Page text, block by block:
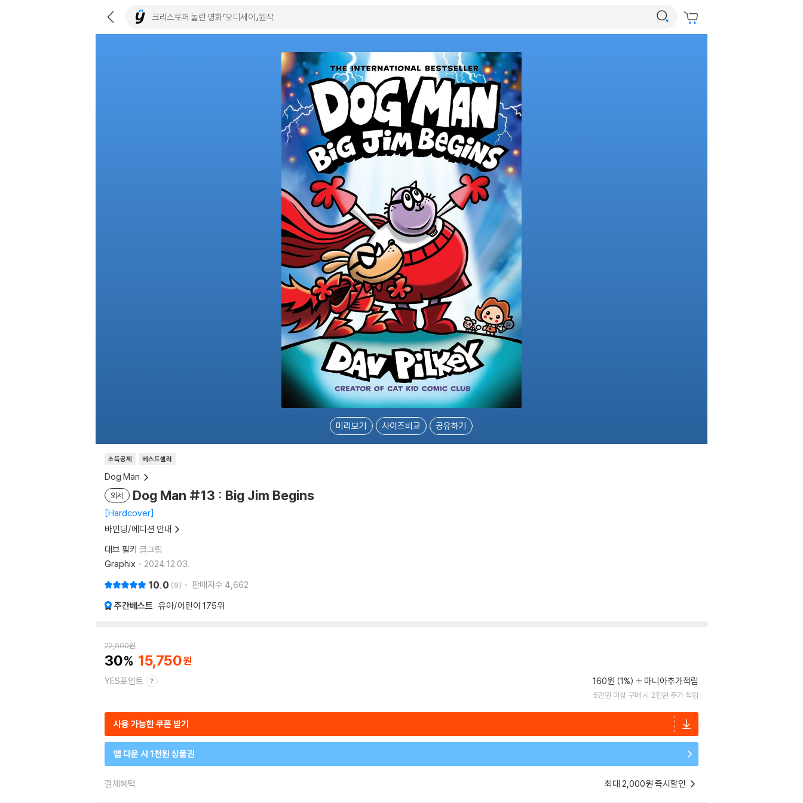
미리보기 사이즈비교 공유하기
소득공제 베스트셀러
Dog Man
외서 Dog Man #13 : Big Jim Begins
Hardcover
바인딩/에디션 안내
대브 필키 글그림
Graphix
2024.12.03.
10.0 9 판매지수 4,662
주간베스트 유아/어린이 175위
22,500원
30 15,750
YES포인트 160원 (1%) 마니아추가적립
5만원 이상 구매 시 2천원 추가 적립
사용 가능한 쿠폰 받기
앱 다운 시 1천원 상품권
결제혜택 최대 2,000원 즉시할인